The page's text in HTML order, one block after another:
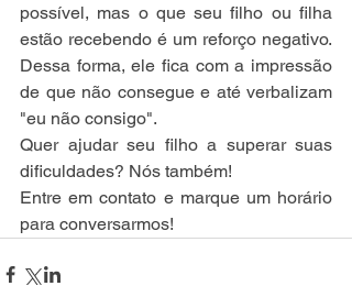
possível, mas o que seu filho ou filha
estão recebendo é um reforço negativo.
Dessa forma, ele fica com a impressão
de que não consegue e até verbalizam
"eu não consigo".
Quer ajudar seu filho a superar suas
dificuldades? Nós também!
Entre em contato e marque um horário
para conversarmos!